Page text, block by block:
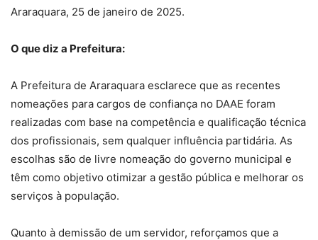
Araraquara, 25 de janeiro de 2025.
O que diz a Prefeitura:
A Prefeitura de Araraquara esclarece que as recentes
nomeações para cargos de confiança no DAAE foram
realizadas com base na competência e qualificação técnica
dos profissionais, sem qualquer influência partidária. As
escolhas são de livre nomeação do governo municipal e
têm como objetivo otimizar a gestão pública e melhorar os
serviços à população.
Quanto à demissão de um servidor, reforçamos que a